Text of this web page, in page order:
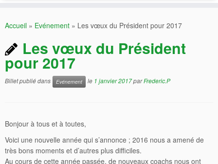
Accueil » Evénement » Les vœux du Président pour 2017
Les vœux du Président
pour 2017
Billet publié dans Evénement le 1 janvier 2017parFrederic.P
Bonjour à tous et à toutes,
Voici une nouvelle année qui s’annonce ; 2016 nous a amené de
très bons moments et d’autres plus difficiles.
Au cours de cette année passée, de nouveaux coachs nous ont